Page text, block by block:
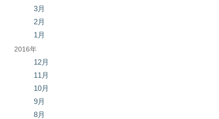
3月
2月
1月
2016年
12月
11月
10月
9月
8月